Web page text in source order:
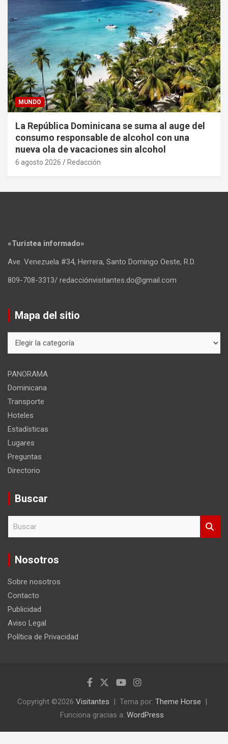
MUNDO
La República Dominicana se suma al auge del
consumo responsable de alcohol con una
nueva ola de vacaciones sin alcohol
6 agosto 2026 Redacción
«Turistea informado»
Ave. Venezuela #34, Herrera, Santo Domingo Oeste, R.D.
809-708-3313/ redacciónvisitantes.do@gmail.com
Mapa del sitio
del
PANORAMA
Dominicana
Transporte
Hoteles
Estadísticas
Lugares
Preguntas
Directorio
Buscar
c
Nosotros
Sobre nosotros
Contacto
Publicidad
Aviso Legal
Política de Privacidad
Copyright ©2026 Visitantes Tema por: Theme Horse
Funciona gracias a: WordPress